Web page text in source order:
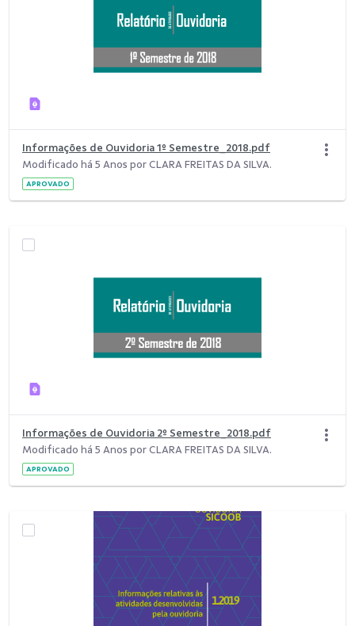
Informações de Ouvidoria 1º Semestre_2018.pdf
Modificado há 5 Anos por CLARA FREITAS DA SILVA.
APROVADO
Informações de Ouvidoria 2º Semestre_2018.pdf
Modificado há 5 Anos por CLARA FREITAS DA SILVA.
APROVADO